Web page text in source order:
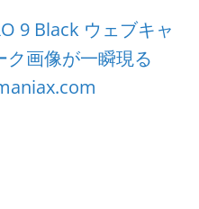
9 Black ウェブキャ
ク画像が一瞬現る